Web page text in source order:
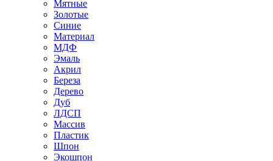
Мятные
Золотые
Синие
Материал
МДФ
Эмаль
Акрил
Береза
Дерево
Дуб
ЛДСП
Массив
Пластик
Шпон
Экошпон